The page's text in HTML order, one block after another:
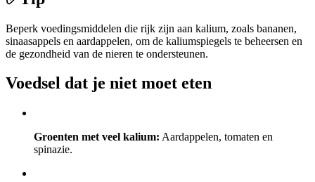
Beperk voedingsmiddelen die rijk zijn aan kalium, zoals bananen,
sinaasappels en aardappelen, om de kaliumspiegels te beheersen en
de gezondheid van de nieren te ondersteunen.
Voedsel dat je niet moet eten
Groenten met veel kalium: Aardappelen, tomaten en
spinazie.